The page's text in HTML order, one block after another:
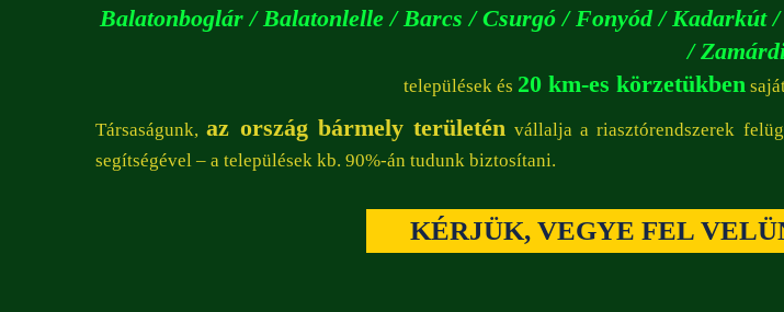
Balatonboglár / Balatonlelle / Barcs / Csurgó / Fonyód / Kadarkút
/
települések és 20 km-es körzetükben
Társaságunk,az ország bármely területén vállalja a riasztórendszerek
segítségével – a települések kb. 90%-án tudunk biztosítani.
KÉRJÜK, VEGYE FEL